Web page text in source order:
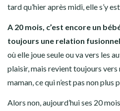
tard qu’hier après midi, elle s’y
A 20 mois, c’est encore un
toujours une relation
où elle joue seule ou va vers les
plaisir, mais revient toujours vers
maman, ce qui n’est pas non
Alors non, aujourd’hui ses 20